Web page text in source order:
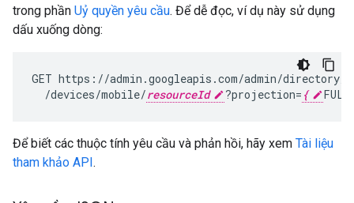
trong phần Uỷ quyền yêu cầu. Để dễ đọc, ví dụ này sử dụng
dấu xuống dòng:
GET https://admin.googleapis.com/admin/directory/
/devices/mobile/resourceId ?projection= { FULL
Để biết các thuộc tính yêu cầu và phản hồi, hãy xem Tài liệu
tham khảo API.